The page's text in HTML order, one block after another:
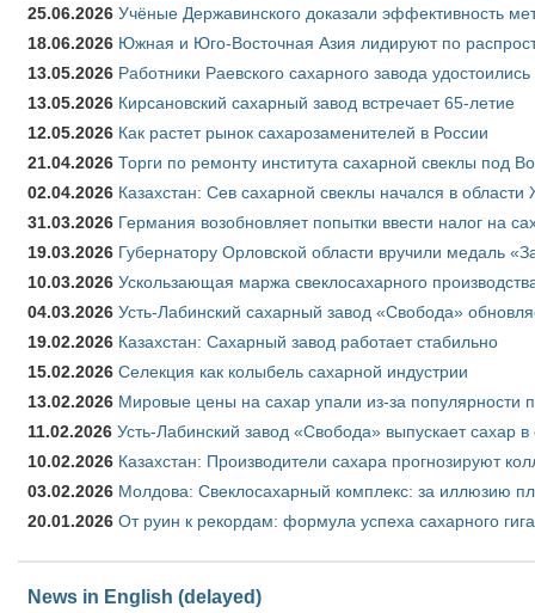
25.06.2026 Учёные Державинского доказали эффективность
18.06.2026 Южная и Юго-Восточная Азия лидируют по
13.05.2026 Работники Раевского сахарного завода удостоились
13.05.2026 Кирсановский сахарный завод встречает 65-летие
12.05.2026 Как растет рынок сахарозаменителей в России
21.04.2026 Торги по ремонту института сахарной свеклы под
02.04.2026 Казахстан: Сев сахарной свеклы начался в области
31.03.2026 Германия возобновляет попытки ввести налог на
19.03.2026 Губернатору Орловской области вручили медаль
10.03.2026 Ускользающая маржа свеклосахарного
04.03.2026 Усть-Лабинский сахарный завод «Свобода»
19.02.2026 Казахстан: Сахарный завод работает стабильно
15.02.2026 Селекция как колыбель сахарной индустрии
13.02.2026 Мировые цены на сахар упали из-за популярности
11.02.2026 Усть-Лабинский завод «Свобода» выпускает сахар в
10.02.2026 Казахстан: Производители сахара прогнозируют
03.02.2026 Молдова: Свеклосахарный комплекс: за иллюзию
20.01.2026 От руин к рекордам: формула успеха сахарного
News in English (delayed)